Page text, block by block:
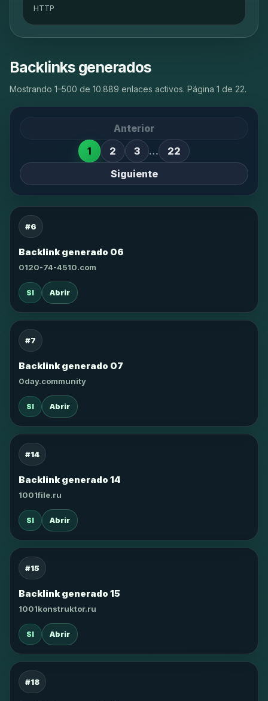
HTTP
Backlinks generados
Mostrando 1–500 de 10.889 enlaces activos. Página 1 de 22.
Anterior
1
2 3 …
22
Siguiente
#6
Backlink generado 06
0120-74-4510.com
SI Abrir
#7
Backlink generado 07
0day.community
SI Abrir
#14
Backlink generado 14
1001file.ru
SI Abrir
#15
Backlink generado 15
1001konstruktor.ru
SI Abrir
#18